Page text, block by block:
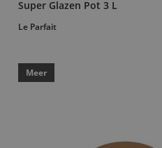
Super Glazen Pot 3 L
Le Parfait
Meer